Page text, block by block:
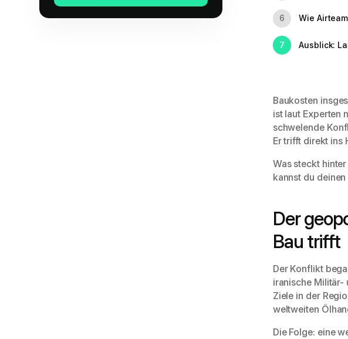
6 Wie
7 Ausblick:
Baukosten
ist laut Experten
schwelende
Er trifft direkt ins
Was steckt
kannst du
Der
Bau trifft
Der Konflikt
iranische Militär-
Ziele in der
weltweiten
Die Folge: eine